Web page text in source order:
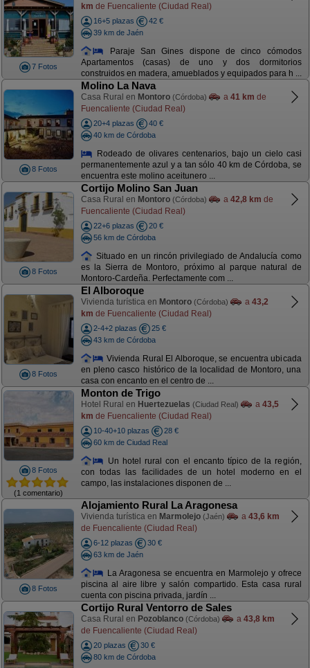
7 Fotos
km de Fuencaliente (Ciudad Real)
16+5 plazas
42 €
39 km de Jaén
Paraje San Gines dispone de cinco cómodos
Apartamentos (casas) de uno y dos dormitorios
construidos en madera, amueblados y equipados para h ...
8 Fotos
Molino La Nava
Casa Rural en Montoro (Córdoba) a 41 km de
Fuencaliente (Ciudad Real)
20+4 plazas
40 €
40 km de Córdoba
Rodeado de olivares centenarios, bajo un cielo casi
permanentemente azul y a tan sólo 40 km de Córdoba, se
encuentra este molino aceitunero ...
8 Fotos
Cortijo Molino San Juan
Casa Rural en Montoro (Córdoba) a 42,8 km de
Fuencaliente (Ciudad Real)
22+6 plazas
20 €
56 km de Córdoba
Situado en un rincón privilegiado de Andalucía como
es la Sierra de Montoro, próximo al parque natural de
Montoro-Cardeña. Perfectamente com ...
8 Fotos
El Alboroque
Vivienda turística en Montoro (Córdoba) a 43,2
km de Fuencaliente (Ciudad Real)
2-4+2 plazas
25 €
43 km de Córdoba
Vivienda Rural El Alboroque, se encuentra ubicada
en pleno casco histórico de la localidad de Montoro, una
casa con encanto en el centro de ...
8 Fotos
(1 comentario)
Monton de Trigo
Hotel Rural en Huertezuelas (Ciudad Real) a 43,5
km de Fuencaliente (Ciudad Real)
10-40+10 plazas
28 €
60 km de Ciudad Real
Un hotel rural con el encanto típico de la región,
con todas las facilidades de un hotel moderno en el
campo, las instalaciones disponen de ...
8 Fotos
Alojamiento Rural La Aragonesa
Vivienda turística en Marmolejo (Jaén) a 43,6 km
de Fuencaliente (Ciudad Real)
6-12 plazas
30 €
63 km de Jaén
La Aragonesa se encuentra en Marmolejo y ofrece
piscina al aire libre y salón compartido. Esta casa rural
cuenta con piscina privada, jardín ...
Cortijo Rural Ventorro de Sales
Casa Rural en Pozoblanco (Córdoba) a 43,8 km
de Fuencaliente (Ciudad Real)
20 plazas
30 €
80 km de Córdoba